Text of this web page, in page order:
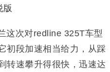
这次对redline 325T车型
初段加速相当给力，从踩
转速攀升得很快，迅速达